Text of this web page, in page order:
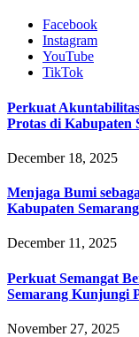
Facebook
Instagram
YouTube
TikTok
Perkuat
Protas di Kabupaten
December 18, 2025
Menjaga Bumi
Kabupaten
December 11, 2025
Perkuat Semangat
Semarang Kunjungi
November 27, 2025